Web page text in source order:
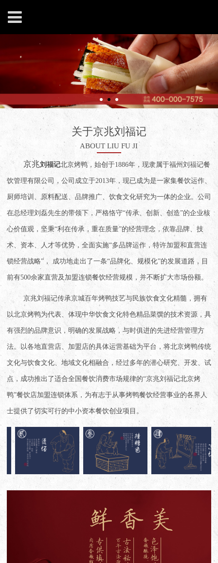
关于京兆刘福记
ABOUT LIU FU JI
京兆刘福记北京烤鸭，始创于1886年，现隶属于福州刘福记餐
饮管理有限公司，公司成立于2013年，现已成为是一家集餐饮运作、
厨师培训、原料配送、品牌推广、饮食文化研究为一体的企业。公司
在总经理刘磊先生的带领下，严格恪守“传承、创新、创造”的企业核
心价值观，坚秉“利在传承，重在质量”的经营理念，依靠品牌、技
术、资本、人才等优势，全面实施“多品牌运作，特许加盟和直营连
锁经营战略”， 成功地走出了一条“品牌化、规模化”的发展道路，目
前有500余家直营及加盟连锁餐饮经营规模，并不断扩大市场份额。
京兆刘福记传承京城百年烤鸭技艺与民族饮食文化精髓，拥有
以北京烤鸭为代表、体现中华饮食文化特色精品菜馔的技术资源，具
有强烈的品牌意识，明确的发展战略，与时俱进的先进经营管理方
法。以各地直营店、加盟店的具体运营基础为平台，将北京烤鸭传统
文化与饮食文化、地域文化相融合，经过多年的潜心研究、开发、试
点，成功推出了适合全国餐饮消费市场规律的“京兆刘福记北京烤
鸭”餐饮店加盟连锁体系，为有志于从事烤鸭餐饮经营事业的各界人
士提供了切实可行的中小资本餐饮创业项目。